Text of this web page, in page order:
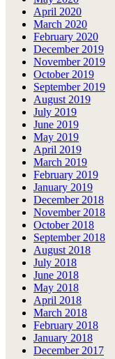
April 2020
March 2020
February 2020
December 2019
November 2019
October 2019
September 2019
August 2019
July 2019
June 2019
May 2019
April 2019
March 2019
February 2019
January 2019
December 2018
November 2018
October 2018
September 2018
August 2018
July 2018
June 2018
May 2018
April 2018
March 2018
February 2018
January 2018
December 2017